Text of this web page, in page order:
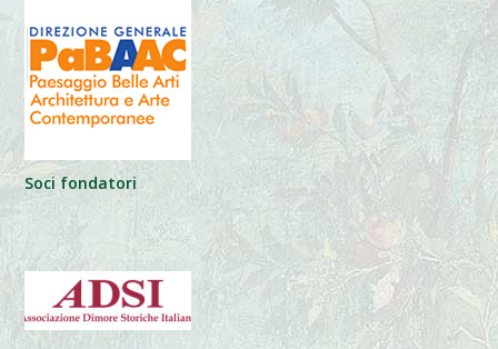
Soci fondatori